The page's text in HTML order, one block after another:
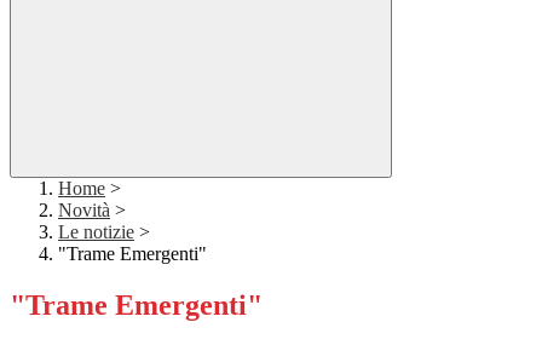
Home >
Novità >
Le notizie >
"Trame Emergenti"
"Trame Emergenti"